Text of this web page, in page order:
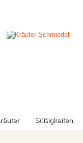
Süßigkeiten